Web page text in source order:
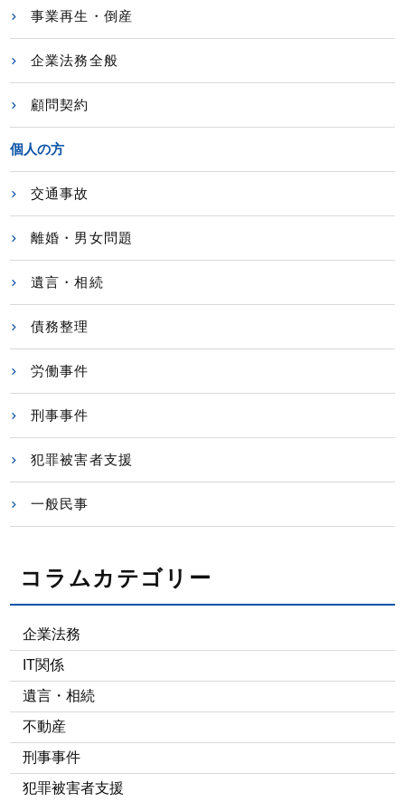
事業再生・倒産
企業法務全般
顧問契約
個人の方
交通事故
離婚・男女問題
遺言・相続
債務整理
労働事件
刑事事件
犯罪被害者支援
一般民事
コラムカテゴリー
企業法務
IT関係
遺言・相続
不動産
刑事事件
犯罪被害者支援